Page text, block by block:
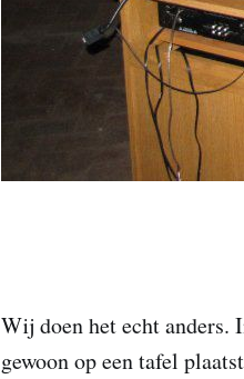
Wij doen het echt anders.
gewoon op een tafel